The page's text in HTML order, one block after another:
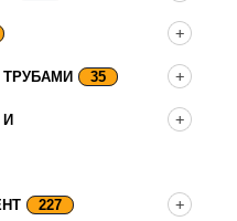
35
И
227